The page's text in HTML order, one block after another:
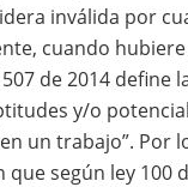
inválida por
cuando
de 2014 define
y/o
un trabajo”. Por
que según ley